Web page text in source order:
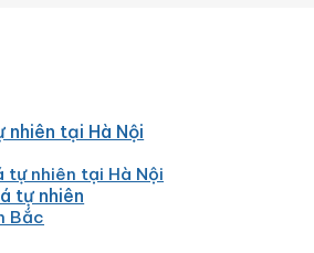
nhiên tại Hà Nội
tự nhiên tại Hà Nội
tự nhiên
Bắc